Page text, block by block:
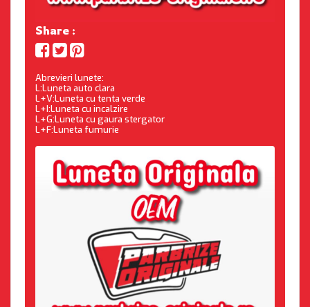
Share :
Abrevieri lunete:
L:Luneta auto clara
L+V:Luneta cu tenta verde
L+I:Luneta cu incalzire
L+G:Luneta cu gaura stergator
L+F:Luneta fumurie